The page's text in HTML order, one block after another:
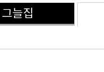
그늘집